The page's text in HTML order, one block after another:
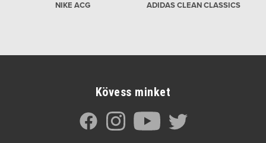
NIKE ACG ADIDAS CLEAN CLASSICS
Kövess minket